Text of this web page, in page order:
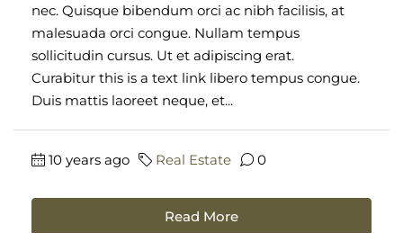
nec. Quisque bibendum orci ac nibh facilisis, at
malesuada orci congue. Nullam tempus
sollicitudin cursus. Ut et adipiscing erat.
Curabitur this is a text link libero tempus congue.
Duis mattis laoreet neque, et...
10 years ago Real Estate 0
Read More